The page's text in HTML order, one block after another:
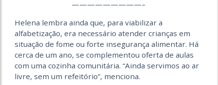
—————————–
Helena lembra ainda que, para viabilizar a
alfabetização, era necessário atender crianças em
situação de fome ou forte insegurança alimentar. Há
cerca de um ano, se complementou oferta de aulas
com uma cozinha comunitária. “Ainda servimos ao ar
livre, sem um refeitório”, menciona.